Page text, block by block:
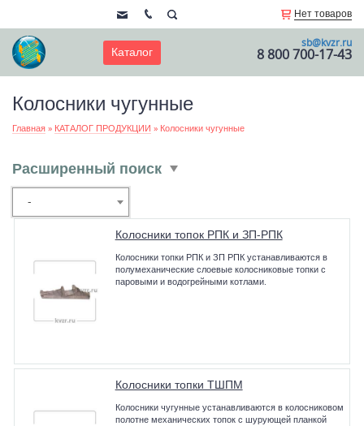
Нет товаров
Каталог
sb@kvzr.ru
8 800 700-17-43
Колосники чугунные
Главная » КАТАЛОГ ПРОДУКЦИИ » Колосники чугунные
Расширенный поиск
-
Колосники топок РПК и ЗП-РПК
Колосники топки РПК и ЗП РПК устанавливаются в
полумеханические слоевые колосниковые топки с
паровыми и водогрейными котлами.
Колосники топки ТШПМ
Колосники чугунные устанавливаются в колосниковом
полотне механических топок с шурующей планкой